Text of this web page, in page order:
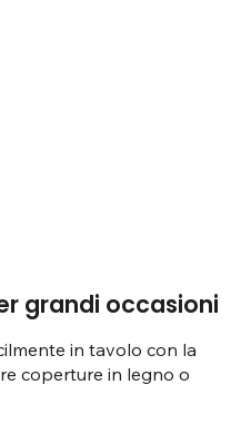
grandi occasioni
in tavolo con la
coperture in legno o